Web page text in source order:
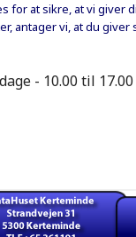
for at sikre, at vi giver
antager vi, at du giver
- 10.00 til